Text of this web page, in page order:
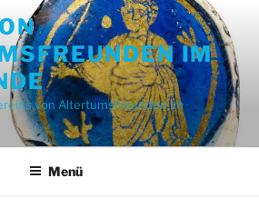
IM
von Altertumsfreunden im
Menü